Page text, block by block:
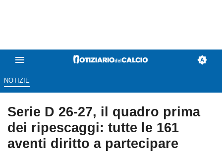
NOTIZIE
Serie D 26-27, il quadro prima
dei ripescaggi: tutte le 161
aventi diritto a partecipare